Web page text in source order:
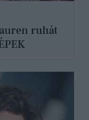
ruhát